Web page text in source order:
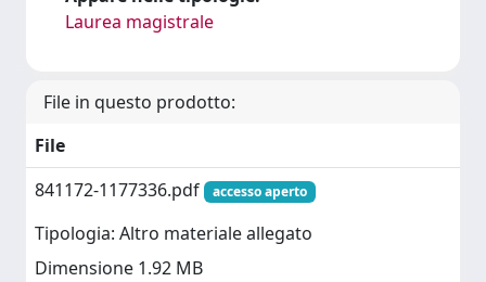
Laurea magistrale
File in questo prodotto:
File
841172-1177336.pdf
accesso aperto
Tipologia: Altro materiale allegato
Dimensione 1.92 MB